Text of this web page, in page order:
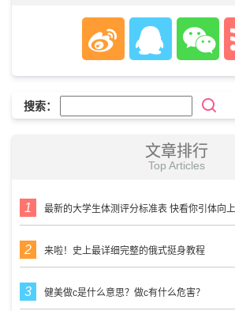
搜索：
文章排行
Top Articles
最新的大学生体测评分标准表 快看你引体向
来啦！史上最详细完整的俄式挺身教程
健美做c是什么意思？做c有什么危害？